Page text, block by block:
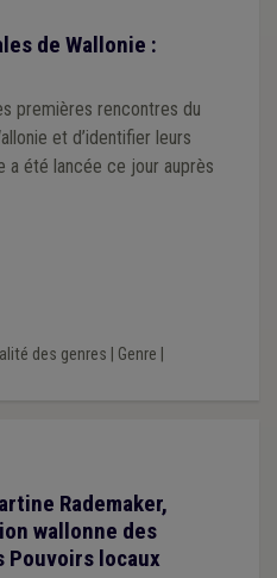
de Wallonie :
premières rencontres du
et d’identifier leurs
a été lancée ce jour auprès
des genres Genre
Rademaker,
wallonne des
locaux